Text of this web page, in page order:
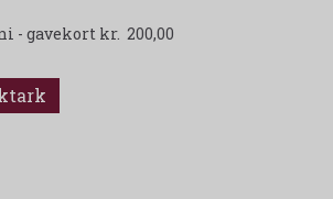
- gavekort kr. 200,00